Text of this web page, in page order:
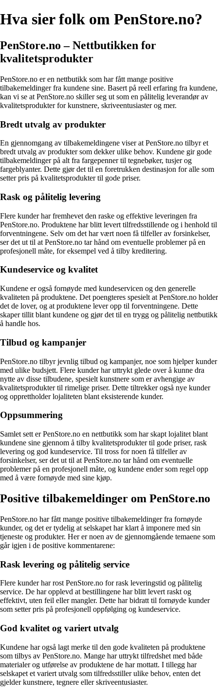
Hva sier folk om PenStore.no?
PenStore.no – Nettbutikken for
kvalitetsprodukter
PenStore.no er en nettbutikk som har fått mange positive
tilbakemeldinger fra kundene sine. Basert på reell erfaring fra kundene,
kan vi se at PenStore.no skiller seg ut som en pålitelig leverandør av
kvalitetsprodukter for kunstnere, skriveentusiaster og mer.
Bredt utvalg av produkter
En gjennomgang av tilbakemeldingene viser at PenStore.no tilbyr et
bredt utvalg av produkter som dekker ulike behov. Kundene gir gode
tilbakemeldinger på alt fra fargepenner til tegnebøker, tusjer og
fargeblyanter. Dette gjør det til en foretrukken destinasjon for alle som
setter pris på kvalitetsprodukter til gode priser.
Rask og pålitelig levering
Flere kunder har fremhevet den raske og effektive leveringen fra
PenStore.no. Produktene har blitt levert tilfredsstillende og i henhold til
forventningene. Selv om det har vært noen få tilfeller av forsinkelser,
ser det ut til at PenStore.no tar hånd om eventuelle problemer på en
profesjonell måte, for eksempel ved å tilby kreditering.
Kundeservice og kvalitet
Kundene er også fornøyde med kundeservicen og den generelle
kvaliteten på produktene. Det poengteres spesielt at PenStore.no holder
det de lover, og at produktene lever opp til forventningene. Dette
skaper tillit blant kundene og gjør det til en trygg og pålitelig nettbutikk
å handle hos.
Tilbud og kampanjer
PenStore.no tilbyr jevnlig tilbud og kampanjer, noe som hjelper kunder
med ulike budsjett. Flere kunder har uttrykt glede over å kunne dra
nytte av disse tilbudene, spesielt kunstnere som er avhengige av
kvalitetsprodukter til rimelige priser. Dette tiltrekker også nye kunder
og opprettholder lojaliteten blant eksisterende kunder.
Oppsummering
Samlet sett er PenStore.no en nettbutikk som har skapt lojalitet blant
kundene sine gjennom å tilby kvalitetsprodukter til gode priser, rask
levering og god kundeservice. Til tross for noen få tilfeller av
forsinkelser, ser det ut til at PenStore.no tar hånd om eventuelle
problemer på en profesjonell måte, og kundene ender som regel opp
med å være fornøyde med sine kjøp.
Positive tilbakemeldinger om PenStore.no
PenStore.no har fått mange positive tilbakemeldinger fra fornøyde
kunder, og det er tydelig at selskapet har klart å imponere med sin
tjeneste og produkter. Her er noen av de gjennomgående temaene som
går igjen i de positive kommentarene:
Rask levering og pålitelig service
Flere kunder har rost PenStore.no for rask leveringstid og pålitelig
service. De har opplevd at bestillingene har blitt levert raskt og
effektivt, uten feil eller mangler. Dette har bidratt til fornøyde kunder
som setter pris på profesjonell oppfølging og kundeservice.
God kvalitet og variert utvalg
Kundene har også lagt merke til den gode kvaliteten på produktene
som tilbys av PenStore.no. Mange har uttrykt tilfredshet med både
materialer og utførelse av produktene de har mottatt. I tillegg har
selskapet et variert utvalg som tilfredsstiller ulike behov, enten det
gjelder kunstnere, tegnere eller skriveentusiaster.